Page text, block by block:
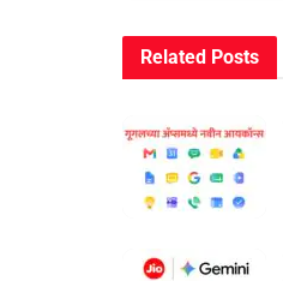
Related Posts